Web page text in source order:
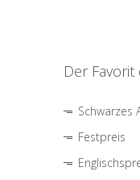
Der
Schwarzes
Festpreis